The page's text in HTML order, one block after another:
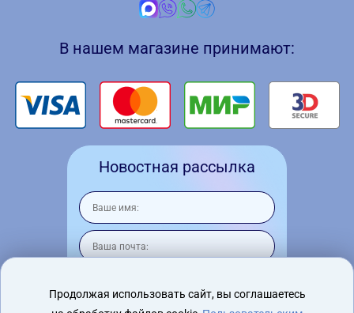
В нашем магазине принимают:
Новостная рассылка
Продолжая использовать сайт, вы соглашаетесь